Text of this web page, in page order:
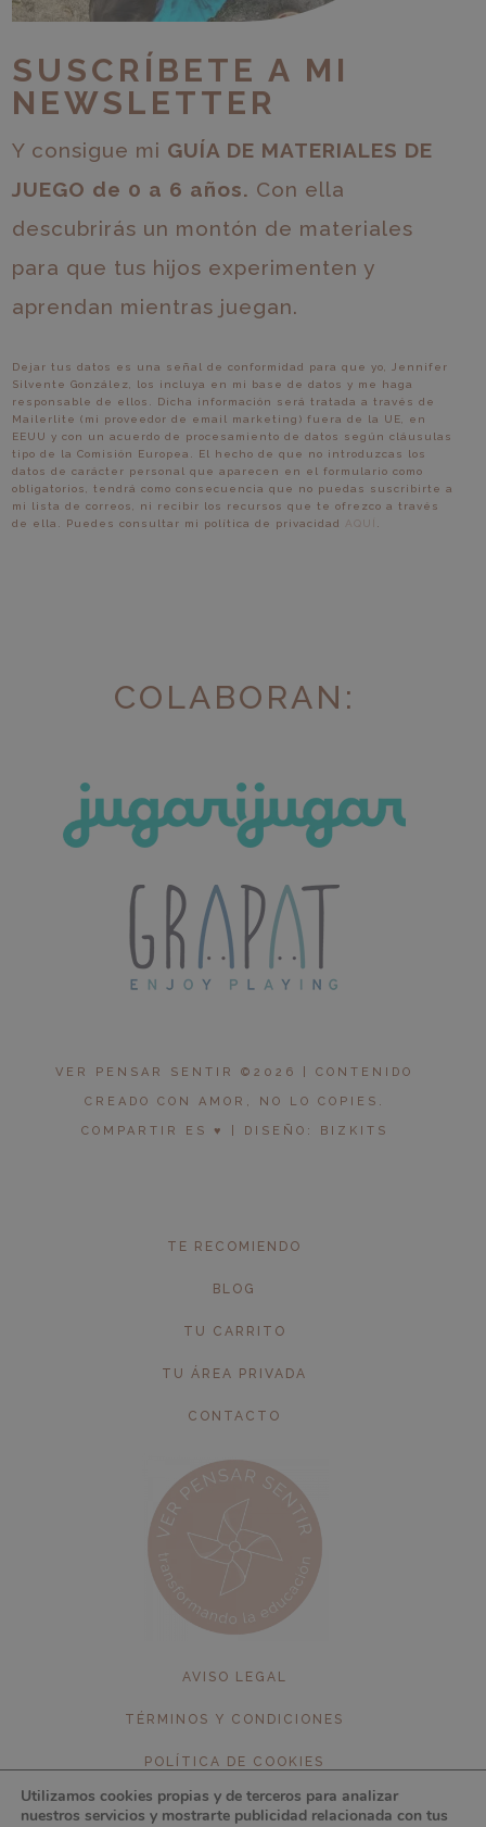
SUSCRÍBETE A MI
NEWSLETTER
Y consigue mi GUÍA DE MATERIALES DE
JUEGO de 0 a 6 años. Con ella
descubrirás un montón de materiales
para que tus hijos experimenten y
aprendan mientras juegan.
Dejar tus datos es una señal de conformidad para que yo, Jennifer
Silvente González, los incluya en mi base de datos y me haga
responsable de ellos. Dicha información será tratada a través de
Mailerlite (mi proveedor de email marketing) fuera de la UE, en
EEUU y con un acuerdo de procesamiento de datos según cláusulas
tipo de la Comisión Europea. El hecho de que no introduzcas los
datos de carácter personal que aparecen en el formulario como
obligatorios, tendrá como consecuencia que no puedas suscribirte a
mi lista de correos, ni recibir los recursos que te ofrezco a través
de ella. Puedes consultar mi política de privacidad
AQUÍ
COLABORAN:
VER PENSAR SENTIR ©2026 | CONTENIDO
CREADO CON AMOR, NO LO COPIES.
COMPARTIR ES ♥︎ | DISEÑO: BIZKITS
TE RECOMIENDO
BLOG
TU CARRITO
TU ÁREA PRIVADA
CONTACTO
AVISO LEGAL
TÉRMINOS Y CONDICIONES
POLÍTICA DE COOKIES
POLÍTICA DE PRIVACIDAD
Utilizamos cookies propias y de terceros para analizar
nuestros servicios y mostrarte publicidad relacionada con tus